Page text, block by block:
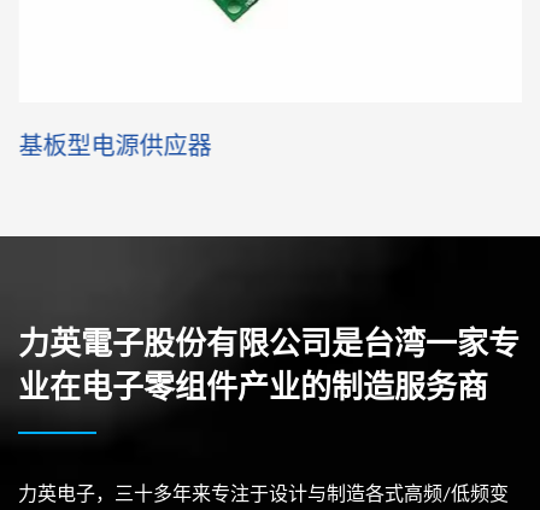
基板型电源供应器
力英電子股份有限公司是台湾一家专
业在电子零组件产业的制造服务商
力英电子，三十多年来专注于设计与制造各式高频/低频变